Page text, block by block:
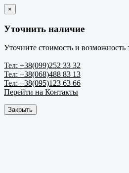
×
Уточнить наличие
Уточните стоимость и возможность
Тел: +38(099)252 33 32
Тел: +38(068)488 83 13
Тел: +38(095)123 63 66
Перейти на Контакты
Закрыть